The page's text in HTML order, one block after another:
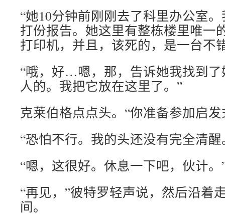
“她10分钟前刚刚去了科里办公室
打份报告。她这里有整栋楼里唯一
打印机，并且，该死的，是一台不
“哦，好…嗯，那，告诉她我找到
人的。我把它放在这里了。”
克莱伯格点点头。“你准备参加启
“恐怕不行。我的头还没有完全清
“嗯，这很好。休息一下吧，伙计。
“再见，”彼特罗轻声说，然后沿着
间。